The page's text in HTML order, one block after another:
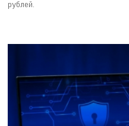
рублей.